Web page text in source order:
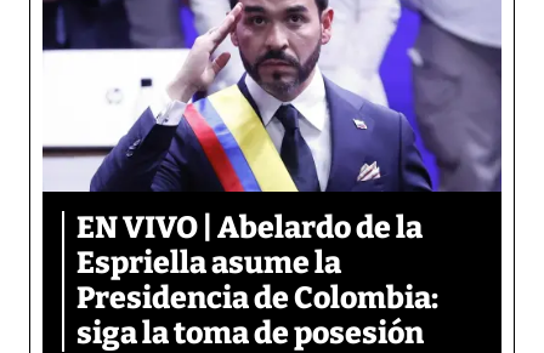
EN VIVO | Abelardo de la
Espriella asume la
Presidencia de Colombia:
siga la toma de posesión